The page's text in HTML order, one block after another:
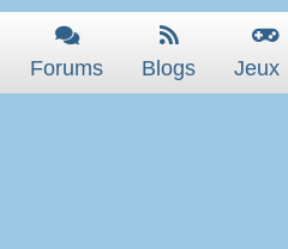
Forums Blogs Jeux